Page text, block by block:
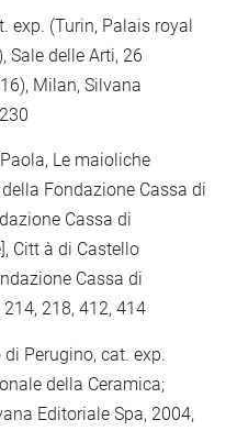
exp. (Turin, Palais royal
Sale delle Arti, 26
Milan, Silvana
Le maioliche
Fondazione Cassa di
Cassa di
Citt à di Castello
Cassa di
218, 412, 414
Perugino, cat. exp.
della Ceramica;
Editoriale Spa, 2004,